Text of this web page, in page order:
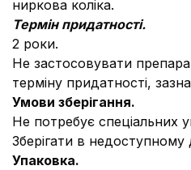
ниркова коліка.
Термін придатності.
2 роки.
Не застосовувати
терміну придатності,
Умови зберігання.
Не потребує спеціальних
Зберігати в недоступному
Упаковка.